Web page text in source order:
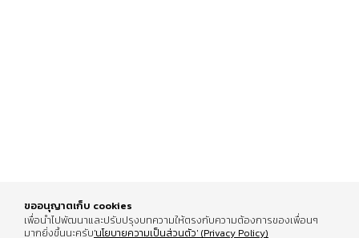
ขออนุญาตเก็บ cookies
เพื่อนำไปพัฒนาและปรับปรุงบทความให้ตรงกับความต้องการของเพื่อนๆ
มากยิ่งขึ้นนะครับ'นโยบายความเป็นส่วนตัว' (Privacy Policy)